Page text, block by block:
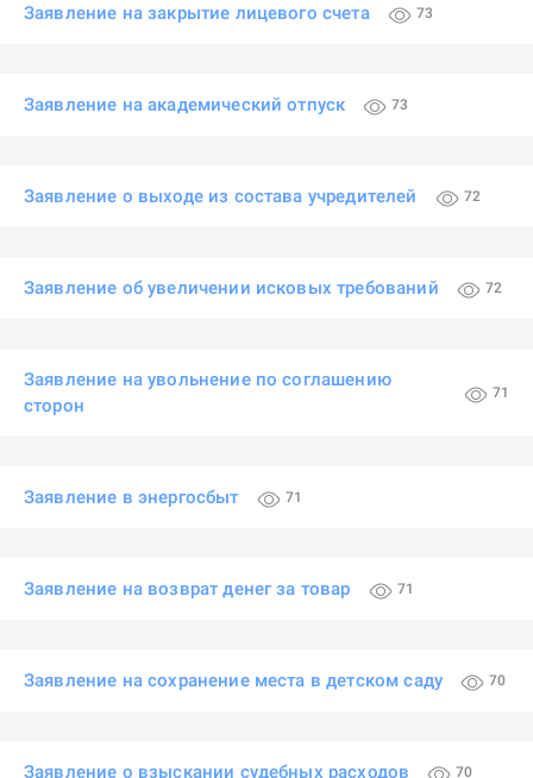
Заявление на закрытие лицевого счета 73
Заявление на академический отпуск 73
Заявление о выходе из состава учредителей 72
Заявление об увеличении исковых требований 72
Заявление на увольнение по соглашению
сторон
71
Заявление в энергосбыт 71
Заявление на возврат денег за товар 71
Заявление на сохранение места в детском саду 70
Заявление о взыскании судебных расходов 70